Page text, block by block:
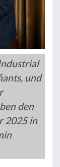
und
den
2025 in